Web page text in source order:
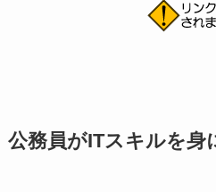
公務員がITスキルを身